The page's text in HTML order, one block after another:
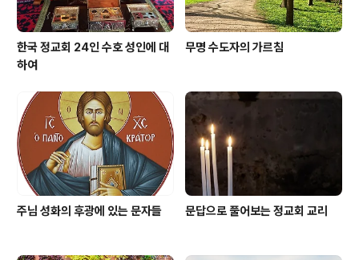
한국 정교회 24인 수호 성인에 대
하여
무명 수도자의 가르침
주님 성화의 후광에 있는 문자들 문답으로 풀어보는 정교회 교리